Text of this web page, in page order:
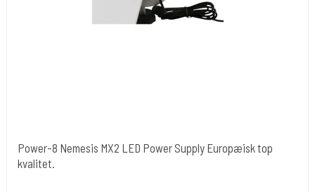
Power-8 Nemesis MX2 LED Power Supply Europæisk top
kvalitet.